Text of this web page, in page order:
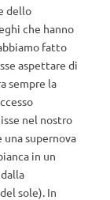
dello
che hanno
fatto
aspettare di
sempre la
nel nostro
supernova
in un
sole). In